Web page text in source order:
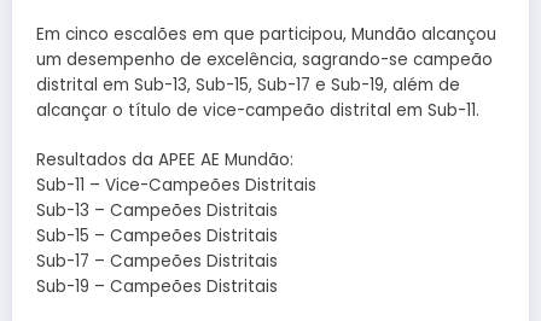
Em cinco escalões em que participou, Mundão alcançou
um desempenho de excelência, sagrando-se campeão
distrital em Sub-13, Sub-15, Sub-17 e Sub-19, além de
alcançar o título de vice-campeão distrital em Sub-11.
Resultados da APEE AE Mundão:
Sub-11 – Vice-Campeões Distritais
Sub-13 – Campeões Distritais
Sub-15 – Campeões Distritais
Sub-17 – Campeões Distritais
Sub-19 – Campeões Distritais